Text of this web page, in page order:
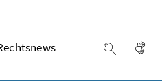
Suche